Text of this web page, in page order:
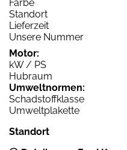
Farbe
Standort
Lieferzeit
Unsere Nummer
Motor:
kW / PS
Hubraum
Umweltnormen:
Schadstoffklasse
Umweltplakette
Standort